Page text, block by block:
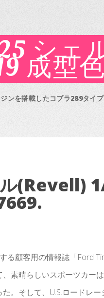
シェ
成型
ンを搭載したコブラ289タイ
(Revell)
る顧客用の情報誌「Ford
素晴らしいスポーツカー
。そして、U.S.ロードレ